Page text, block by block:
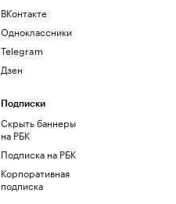
ВКонтакте
Одноклассники
Telegram
Дзен
Подписки
Скрыть баннеры
на РБК
Подписка на РБК
Корпоративная
подписка